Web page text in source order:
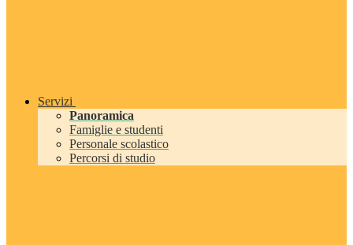
Servizi
Panoramica
Famiglie e studenti
Personale scolastico
Percorsi di studio